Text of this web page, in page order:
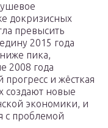
докризисных
превысить
2015 года
пика,
2008 года
и жёсткая
создают новые
экономики, и
с проблемой